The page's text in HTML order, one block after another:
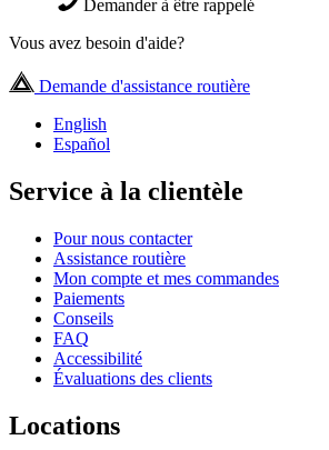
Demander à être rappelé
Vous avez besoin d'aide?
Demande d'assistance routière
English
Español
Service à la clientèle
Pour nous contacter
Assistance routière
Mon compte et mes commandes
Paiements
Conseils
FAQ
Accessibilité
Évaluations des clients
Locations